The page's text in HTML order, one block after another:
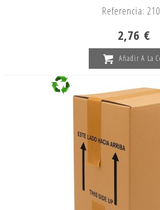
Referencia:
2,76 €
Añadir A La